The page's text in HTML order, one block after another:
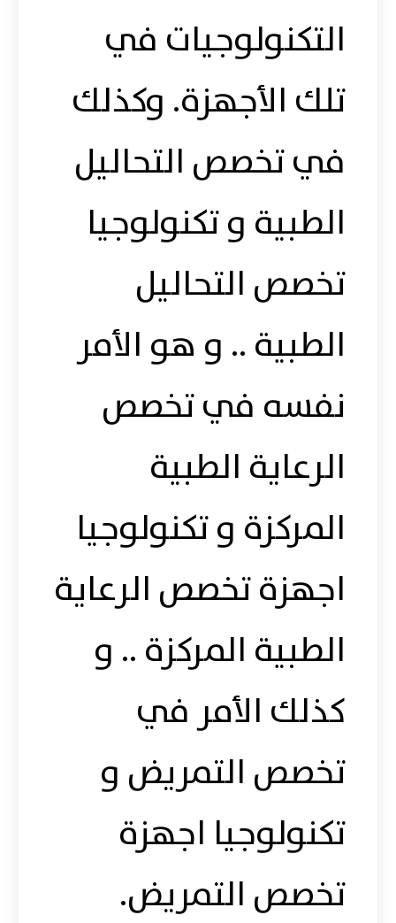
التكنولوجيات في
تلك الأجهزة. وكذلك
في تخصص التحاليل
الطبية و تكنولوجيا
تخصص التحاليل
الطبية .. و هو الأمر
نفسه في تخصص
الرعاية الطبية
المركزة و تكنولوجيا
اجهزة تخصص الرعاية
الطبية المركزة .. و
كذلك الأمر في
تخصص التمريض و
تكنولوجيا اجهزة
تخصص التمريض.